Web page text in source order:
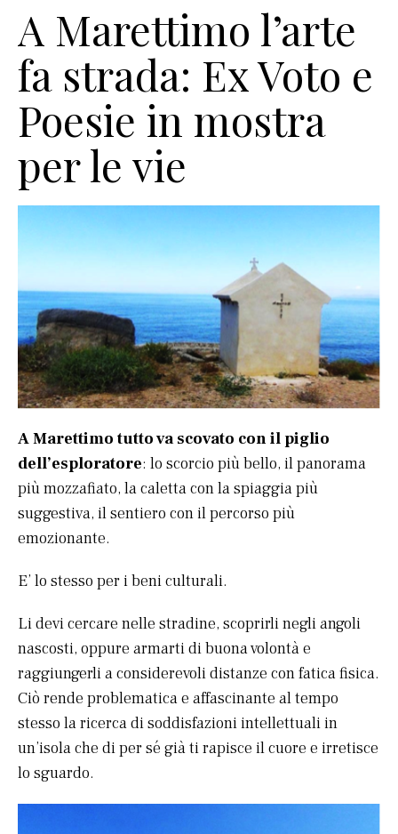
A Marettimo l’arte
fa strada: Ex Voto e
Poesie in mostra
per le vie
A Marettimo tutto va scovato con il piglio
dell’esploratore: lo scorcio più bello, il panorama
più mozzafiato, la caletta con la spiaggia più
suggestiva, il sentiero con il percorso più
emozionante.
E’ lo stesso per i beni culturali.
Li devi cercare nelle stradine, scoprirli negli angoli
nascosti, oppure armarti di buona volontà e
raggiungerli a considerevoli distanze con fatica fisica.
Ciò rende problematica e affascinante al tempo
stesso la ricerca di soddisfazioni intellettuali in
un’isola che di per sé già ti rapisce il cuore e irretisce
lo sguardo.